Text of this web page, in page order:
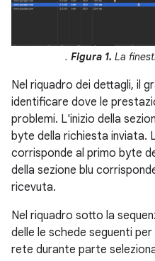
. Figura 1. La
Nel riquadro dei dettagli, il
identificare dove le
problemi. L'inizio della
byte della richiesta inviata.
corrisponde al primo byte
della sezione blu
ricevuta.
Nel riquadro sotto la
delle le schede seguenti
rete durante parte